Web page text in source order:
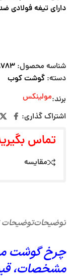
دارای تیغه فولادی
شناسه محصول:
دسته: گوشت کوب
برند:مولینکس
اشتراک گذاری:
تماس
مقایسه
توضیحاتتوضیحات
مشخصات،